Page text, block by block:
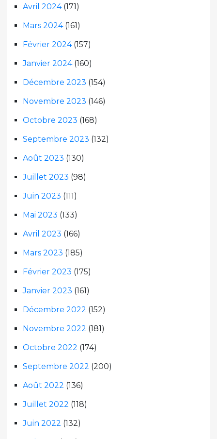
Avril 2024(171)
Mars 2024(161)
Février 2024(157)
Janvier 2024(160)
Décembre 2023 (154)
Novembre 2023 (146)
Octobre 2023 (168)
Septembre 2023 (132)
Août 2023 (130)
Juillet 2023 (98)
Juin 2023 (111)
Mai 2023 (133)
Avril 2023 (166)
Mars 2023 (185)
Février 2023 (175)
Janvier 2023 (161)
Décembre 2022 (152)
Novembre 2022 (181)
Octobre 2022 (174)
Septembre 2022 (200)
Août 2022 (136)
Juillet 2022 (118)
Juin 2022 (132)